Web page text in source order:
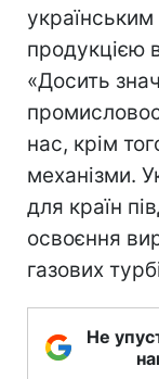
продукцією
«Досить
нас, крім
механізми.
для країн
освоєння
газових
Не